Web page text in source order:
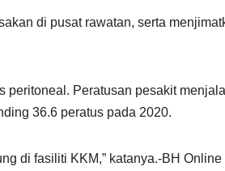
di pusat rawatan, serta
peritoneal. Peratusan pesakit
36.6 peratus pada 2020.
di fasiliti KKM,” katanya.-BH Online